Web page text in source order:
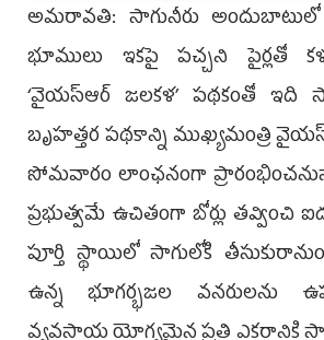
అమరావతి: సాగునీరు
భూములు ఇకపై పచ్చని పైర్లతో
‘వైయ‌స్ఆర్‌‌ జలకళ’ పథకంతో ఇది
బృహత్తర పథకాన్ని ముఖ్యమంత్రి
సోమవారం లాంఛనంగా
ప్రభుత్వమే ఉచితంగా బోర్లు తవ్వించి
పూర్తి స్థాయిలో సాగులోకి
ఉన్న భూగర్భజల వనరులను